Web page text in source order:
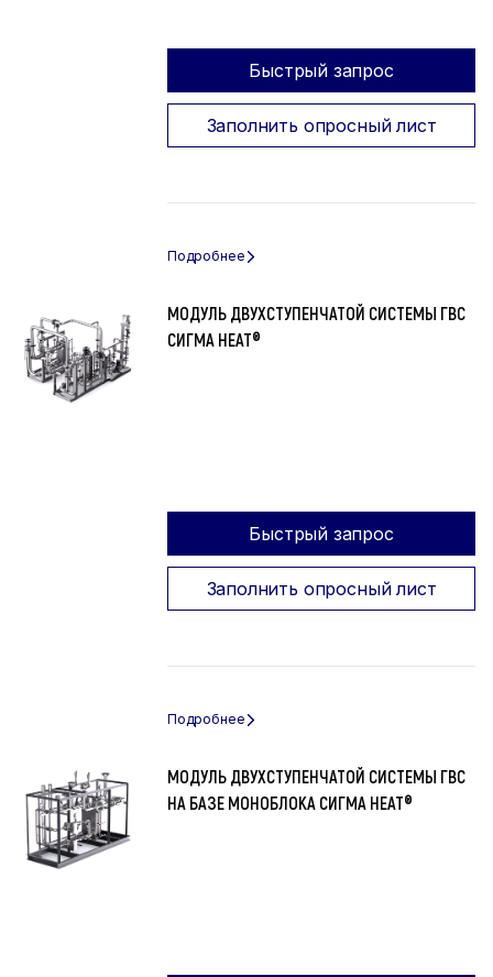
Быстрый запрос
Заполнить опросный лист
МОДУЛЬ ДВУХСТУПЕНЧАТОЙ СИСТЕМЫ ГВС
СИГМА HEAT®
Быстрый запрос
Заполнить опросный лист
МОДУЛЬ ДВУХСТУПЕНЧАТОЙ СИСТЕМЫ ГВС
НА БАЗЕ МОНОБЛОКА СИГМА HEAT®